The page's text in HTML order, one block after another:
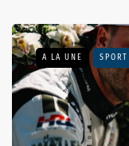
A LA UNE SPORT